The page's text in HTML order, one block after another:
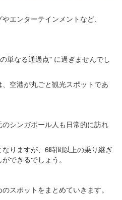
エンターテインメントなど、
単なる通過点" に過ぎませんでし
空港が丸ごと観光スポットであ
シンガポール人も日常的に訪れ
りますが、6時間以上の乗り継ぎ
できるでしょう。
スポットをまとめていきます。